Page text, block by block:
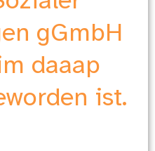
gGmbH
daaap
ist.